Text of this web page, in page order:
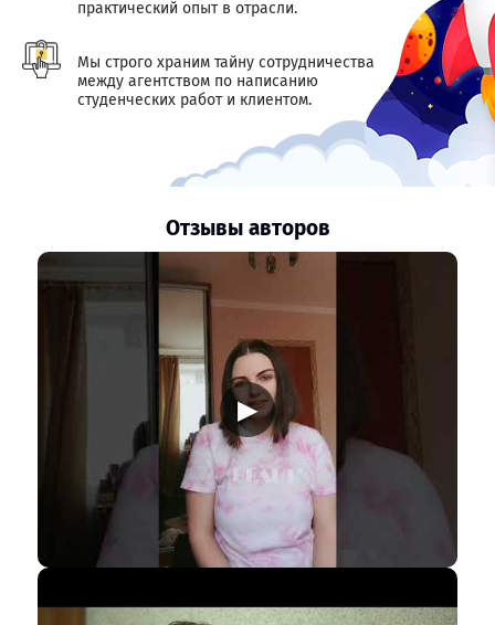
практический опыт в отрасли.
Мы строго храним тайну сотрудничества
между агентством по написанию
студенческих работ и клиентом.
Отзывы авторов
▶